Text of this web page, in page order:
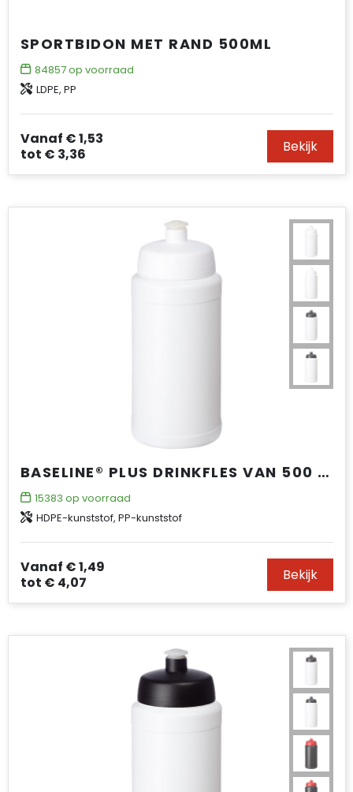
SPORTBIDON MET RAND 500ML
84857op voorraad
LDPE, PP
Vanaf € 1,53
tot € 3,36 Bekijk
BASELINE® PLUS DRINKFLES VAN 500 ML
15383 op voorraad
HDPE-kunststof, PP-kunststof
Vanaf € 1,49
tot € 4,07 Bekijk